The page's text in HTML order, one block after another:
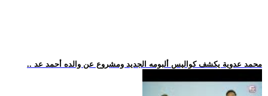
.. محمد عدوية يكشف كواليس ألبومه الجديد ومشروع عن والده أحمد عد